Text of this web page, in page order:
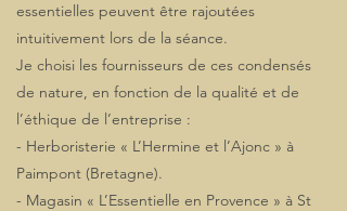
essentielles peuvent être rajoutées
intuitivement lors de la séance.
Je choisi les fournisseurs de ces condensés
de nature, en fonction de la qualité et de
l’éthique de l’entreprise :
- Herboristerie « L’Hermine et l’Ajonc » à
Paimpont (Bretagne).
- Magasin « L’Essentielle en Provence » à St